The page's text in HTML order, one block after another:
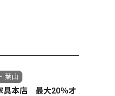
葉山
具本店 最大20％オ